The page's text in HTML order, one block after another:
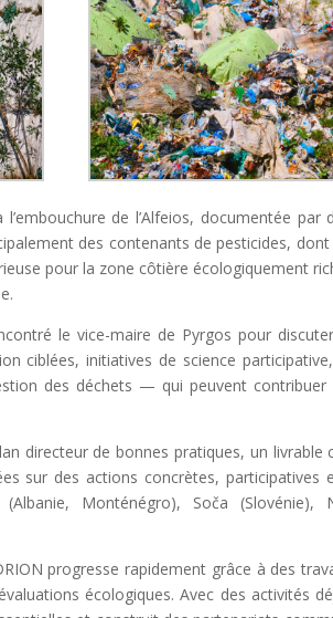
de l’Alfeios, documentée par
des contenants de pesticides,
pour la zone côtière écologiquement
le vice-maire de Pyrgos pour
ciblées, initiatives de science
des déchets — qui peuvent contribuer
directeur de bonnes pratiques, un
sur des actions concrètes, participatives
Monténégro), Soča (Slovénie),
progresse rapidement grâce à des
écologiques. Avec des activités